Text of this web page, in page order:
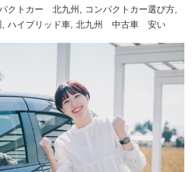
クトカー 北九州 , コンパクトカー選び方,
, ハイブリッド車, 北九州 中古車 安い